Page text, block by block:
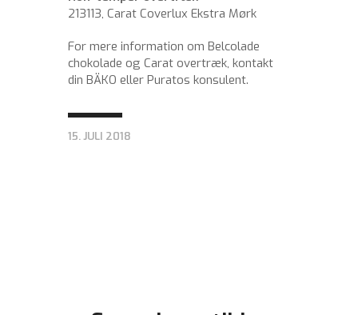
213113, Carat Coverlux Ekstra Mørk
For mere information om Belcolade
chokolade og Carat overtræk, kontakt
din BÄKO eller Puratos konsulent.
15. JULI 2018